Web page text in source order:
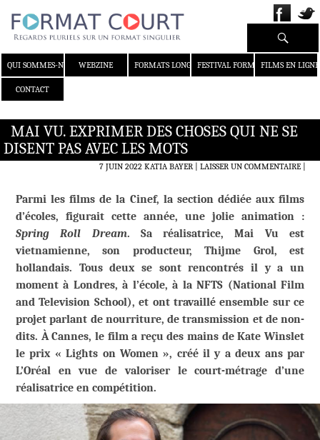
QUI SOMMES-NOUS ?WEBZINE FORMATS LONGS FESTIVAL FORMAT COURT
FILMS EN LIGNE
CONTACT
Recherche
MAI VU. EXPRIMER DES CHOSES QUI NE SE
DISENT PAS AVEC LES MOTS
7 JUIN 2022 KATIA BAYER LAISSER UN COMMENTAIRE|
Parmi les films de la Cinef, la section dédiée aux films
d’écoles, figurait cette année, une jolie animation :
Spring Roll Dream. Sa réalisatrice, Mai Vu est
vietnamienne, son producteur, Thijme Grol, est
hollandais. Tous deux se sont rencontrés il y a un
moment à Londres, à l’école, à la NFTS (National Film
and Television School), et ont travaillé ensemble sur ce
projet parlant de nourriture, de transmission et de non-
dits. À Cannes, le film a reçu des mains de Kate Winslet
le prix « Lights on Women », créé il y a deux ans par
L’Oréal en vue de valoriser le court-métrage d’une
réalisatrice en compétition.